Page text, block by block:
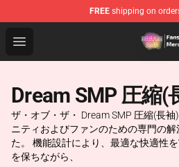
FREE shipping on
Open menu
Dream SMP Store - Official
Dream SMP 圧縮(
ザ・オブ・ザ・ Dream SMP 圧縮(長
ニティおよびファンのための専門の
た。 機能設計により、最適な快適性
を保ちながら、